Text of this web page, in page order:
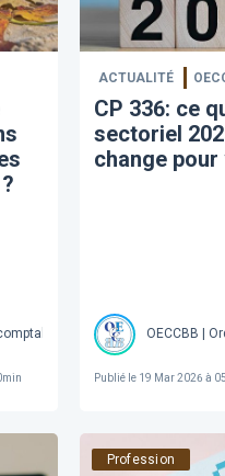
et Comptables brevetés
min
ACTUALITÉ
CP 336: ce
sectoriel
change pour
OECCBB |
Publié le 19 Mar 2026 à
Profession